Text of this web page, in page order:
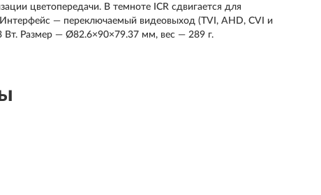
цветопередачи. В темноте ICR сдвигается для
— переключаемый видеовыход (TVI, AHD, CVI и
Вт. Размер — Ø82.6×90×79.37 мм, вес — 289 г.